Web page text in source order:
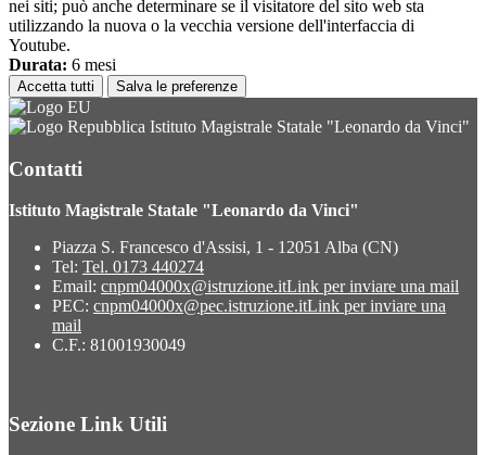
nei siti; può anche determinare se il visitatore del sito web sta
utilizzando la nuova o la vecchia versione dell'interfaccia di
Youtube.
Durata: 6 mesi
Accetta tutti Salva le preferenze
Istituto Magistrale Statale "Leonardo da Vinci"
Contatti
Istituto Magistrale Statale "Leonardo da Vinci"
Piazza S. Francesco d'Assisi, 1 - 12051 Alba (CN)
Tel: Tel. 0173 440274
Email: cnpm04000x@istruzione.itLink per inviare una mail
PEC: cnpm04000x@pec.istruzione.itLink per inviare una
mail
C.F.: 81001930049
Sezione Link Utili